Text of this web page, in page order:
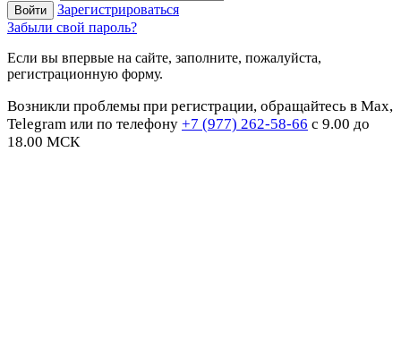
Зарегистрироваться
Забыли свой пароль?
Если вы впервые на сайте, заполните, пожалуйста,
регистрационную форму.
Возникли проблемы при регистрации, обращайтесь в Max,
Telegram или по телефону +7 (977) 262-58-66 с 9.00 до
18.00 МСК